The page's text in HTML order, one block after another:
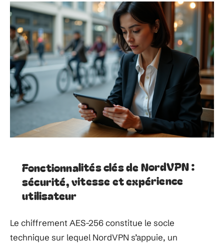
Fonctionnalités clés de NordVPN :
sécurité, vitesse et expérience
utilisateur
Le chiffrement AES-256 constitue le socle
technique sur lequel NordVPN s’appuie, un